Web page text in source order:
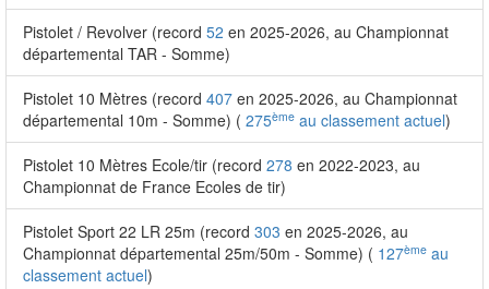
Pistolet / Revolver (record 52 en 2025-2026, au Championnat
départemental TAR - Somme)
Pistolet 10 Mètres (record 407 en 2025-2026, au Championnat
départemental 10m - Somme) ( 275ème au classement actuel)
Pistolet 10 Mètres Ecole/tir (record 278 en 2022-2023, au
Championnat de France Ecoles de tir)
Pistolet Sport 22 LR 25m (record 303 en 2025-2026, au
Championnat départemental 25m/50m - Somme) ( 127ème au
classement actuel)